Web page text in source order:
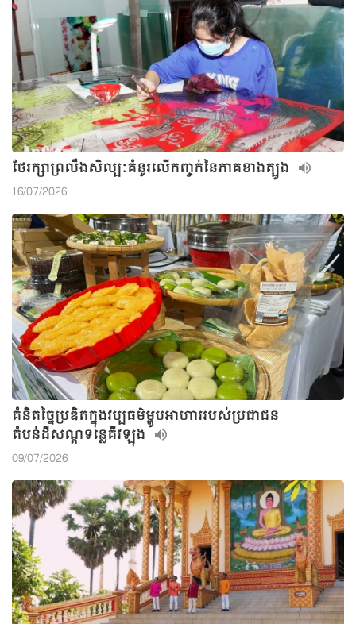
ថែរក្សាព្រលឹងសិល្បៈគំនូរលើកញ្ចក់នៃភាគខាងត្បូង
16/07/2026
គំនិតច្នៃប្រឌិតក្នុងវប្បធម៌ម្ហូបអាហាររបស់ប្រជាជន
តំបន់ដីសណ្តទន្លេគីវឡុង
09/07/2026